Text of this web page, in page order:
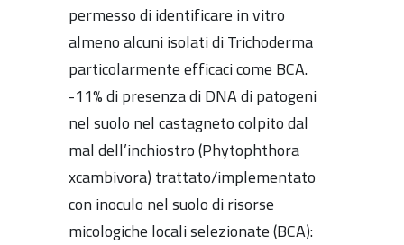
permesso di identificare in vitro
almeno alcuni isolati di Trichoderma
particolarmente efficaci come BCA.
-11% di presenza di DNA di patogeni
nel suolo nel castagneto colpito dal
mal dell’inchiostro (Phytophthora
xcambivora) trattato/implementato
con inoculo nel suolo di risorse
micologiche locali selezionate (BCA):